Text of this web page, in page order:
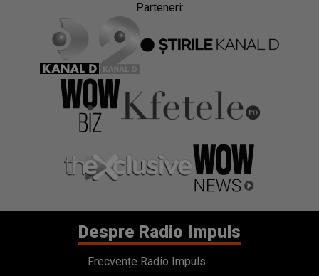
Parteneri:
Despre Radio Impuls
Frecvențe Radio Impuls